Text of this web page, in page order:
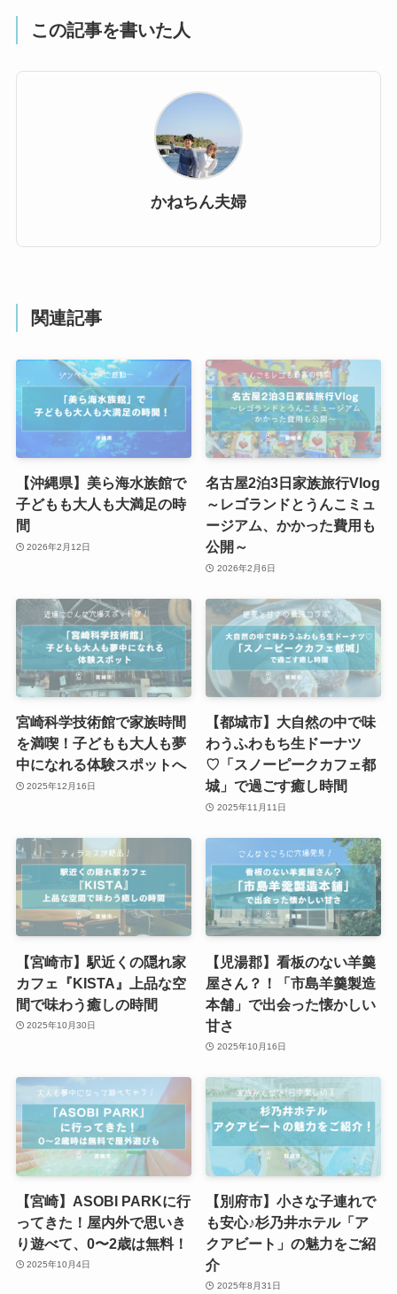
この記事を書いた人
かねちん夫婦
関連記事
【沖縄県】美ら海水族館で
子どもも大人も大満足の時
間
2026年2月12日
名古屋2泊3日家族旅行Vlog
～レゴランドとうんこミュ
ージアム、かかった費用も
公開～
2026年2月6日
宮崎科学技術館で家族時間
を満喫！子どもも大人も夢
中になれる体験スポットへ
2025年12月16日
【都城市】大自然の中で味
わうふわもち生ドーナツ
♡「スノーピークカフェ都
城」で過ごす癒し時間
2025年11月11日
【宮崎市】駅近くの隠れ家
カフェ『KISTA』上品な空
間で味わう癒しの時間
2025年10月30日
【児湯郡】看板のない羊羹
屋さん？！「市島羊羹製造
本舗」で出会った懐かしい
甘さ
2025年10月16日
【宮崎】ASOBI PARKに行
ってきた！屋内外で思いき
り遊べて、0〜2歳は無料！
2025年10月4日
【別府市】小さな子連れで
も安心♪杉乃井ホテル「ア
クアビート」の魅力をご紹
介
2025年8月31日